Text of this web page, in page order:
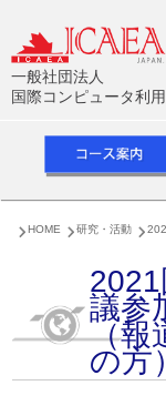
一般社団法人
国際コンピュータ利
HOME 研究・活動
議参
（報
の方